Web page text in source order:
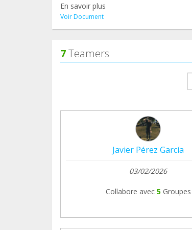
En savoir plus
Voir Document
7Teamers
Javier Pérez García
03/02/2026
Collabore avec 5 Groupes